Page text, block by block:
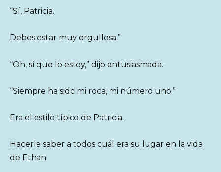
“Sí, Patricia.
Debes estar muy orgullosa.”
“Oh, sí que lo estoy,” dijo entusiasmada.
“Siempre ha sido mi roca, mi número uno.”
Era el estilo típico de Patricia.
Hacerle saber a todos cuál era su lugar en la vida
de Ethan.